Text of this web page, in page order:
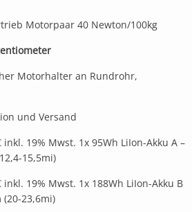
Motorpaar 40 Newton/100kg
Motorhalter an Rundrohr,
und Versand
19% Mwst. 1x 95Wh LiIon-Akku A –
15,5mi)
19% Mwst. 1x 188Wh LiIon-Akku B
(20-23,6mi)